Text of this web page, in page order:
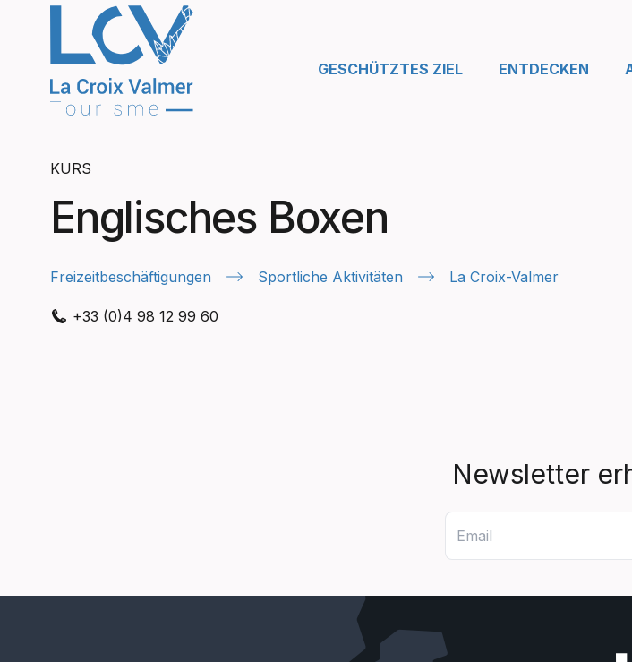
GESCHÜTZTES ZIEL ENTDECKEN
KURS
Englisches Boxen
Freizeitbeschäftigungen Sportliche Aktivitäten La Croix-Valmer
+33 (0)4 98 12 99 60
Newsletter